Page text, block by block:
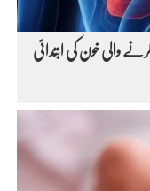
والی خون کی ابتدائی